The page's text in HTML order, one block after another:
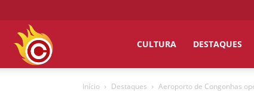
CULTURA DESTAQUES
Início Destaques Aeroporto de Congonhas